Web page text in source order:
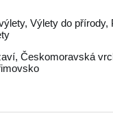
Výlety do přírody,
, Českomoravská